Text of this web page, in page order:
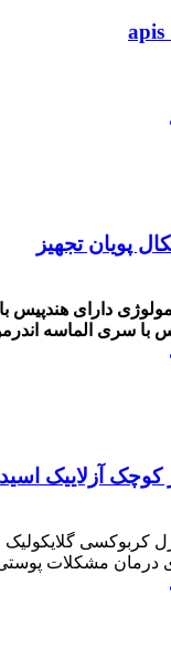
دارای هندپیس
با سری الماسه
آزلاییک اسید
کربوکسی گلایکولیک
درمان مشکلات